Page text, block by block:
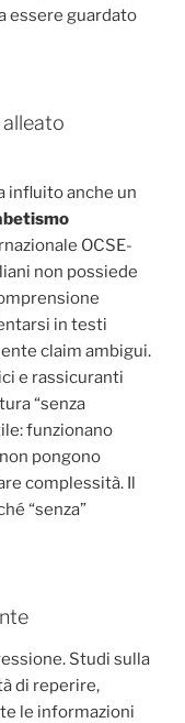
essere guardato
alleato
influito anche un
OCSE-
non possiede
in testi
claim ambigui.
e rassicuranti
“senza
funzionano
pongono
complessità. Il
“senza”
Studi sulla
di reperire,
le informazioni